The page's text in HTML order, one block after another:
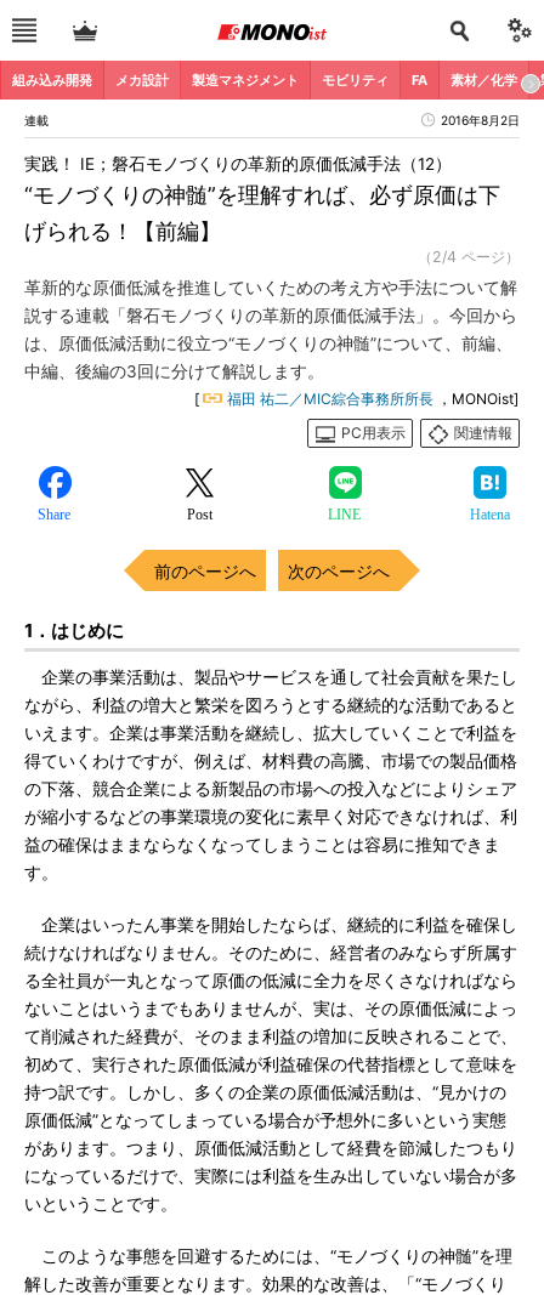
組み込み開発 メカ設計 製造マネジメント モビリティ FA 素材／化学
連載 2016年8月2日
“モノづくりの神髄”を理解すれば、必ず原価は下
げられる！【前編】
実践！ IE；磐石モノづくりの革新的原価低減手法（12）
（2/4 ページ）
革新的な原価低減を推進していくための考え方や手法について解
説する連載「磐石モノづくりの革新的原価低減手法」。今回から
は、原価低減活動に役立つ“モノづくりの神髄”について、前編、
中編、後編の3回に分けて解説します。
[ 福田 祐二／MIC綜合事務所所長 ，MONOist]
PC用表示
関連情報
Share Post LINE Hatena
前のページへ 次のページへ
1．はじめに
企業の事業活動は、製品やサービスを通して社会貢献を果たし
ながら、利益の増大と繁栄を図ろうとする継続的な活動であると
いえます。企業は事業活動を継続し、拡大していくことで利益を
得ていくわけですが、例えば、材料費の高騰、市場での製品価格
の下落、競合企業による新製品の市場への投入などによりシェア
が縮小するなどの事業環境の変化に素早く対応できなければ、利
益の確保はままならなくなってしまうことは容易に推知できま
す。
企業はいったん事業を開始したならば、継続的に利益を確保し
続けなければなりません。そのために、経営者のみならず所属す
る全社員が一丸となって原価の低減に全力を尽くさなければなら
ないことはいうまでもありませんが、実は、その原価低減によっ
て削減された経費が、そのまま利益の増加に反映されることで、
初めて、実行された原価低減が利益確保の代替指標として意味を
持つ訳です。しかし、多くの企業の原価低減活動は、“見かけの
原価低減”となってしまっている場合が予想外に多いという実態
があります。つまり、原価低減活動として経費を節減したつもり
になっているだけで、実際には利益を生み出していない場合が多
いということです。
このような事態を回避するためには、“モノづくりの神髄”を理
解した改善が重要となります。効果的な改善は、「“モノづくり